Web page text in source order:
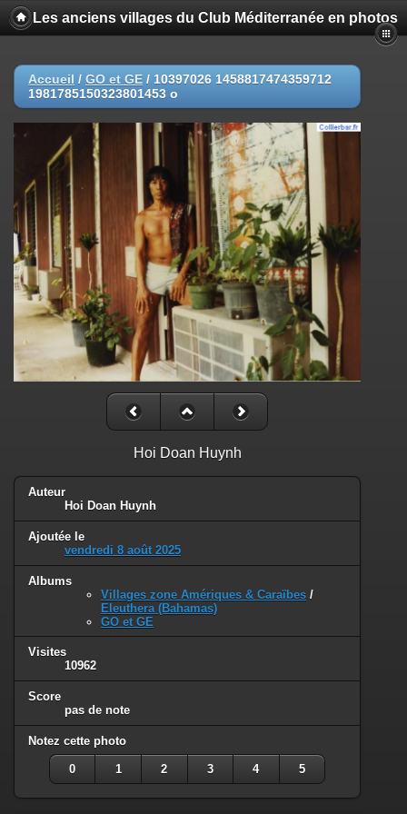
Les anciens villages du Club Méditerranée en photos
Accueil / GO et GE / 10397026 1458817474359712
1981785150323801453 o
Hoi Doan Huynh
Auteur
Hoi Doan Huynh
Ajoutée le
vendredi 8 août 2025
Albums
Villages zone Amériques & Caraïbes /
Eleuthera (Bahamas)
GO et GE
Visites
10962
Score
pas de note
Notez cette photo
0 1 2 3 4 5